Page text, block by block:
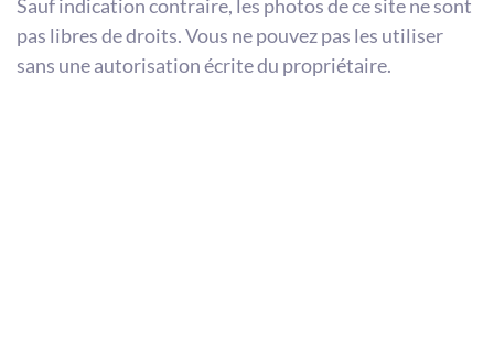
Sauf indication contraire, les photos de ce site ne sont
pas libres de droits. Vous ne pouvez pas les utiliser
sans une autorisation écrite du propriétaire.